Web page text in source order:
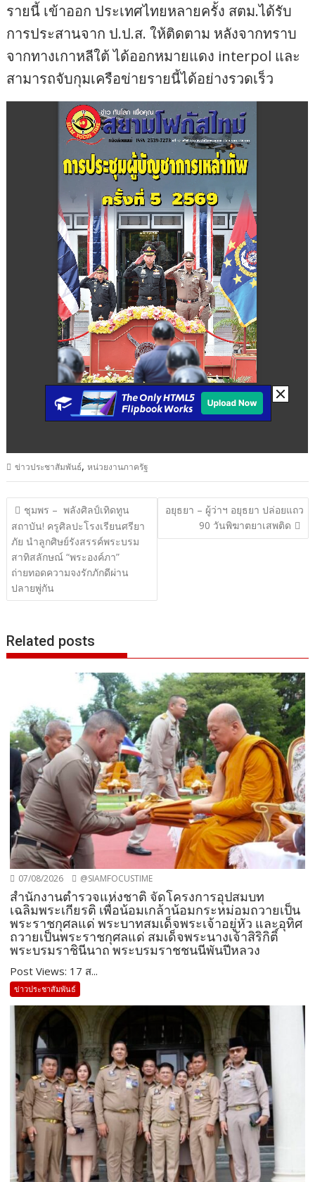
รายนี้ เข้าออก ประเทศไทยหลายครั้ง สตม.ได้รับ
การประสานจาก ป.ป.ส. ให้ติดตาม หลังจากทราบ
จากทางเกาหลีใต้ ได้ออกหมายแดง interpol และ
สามารถจับกุมเครือข่ายรายนี้ได้อย่างรวดเร็ว
ข่าวประชาสัมพันธ์,หน่วยงานภาครัฐ
แนะแนว
เรื่อง
ชุมพร – พลังศิลป์เทิดทูน
สถาบัน! ครูศิลปะโรงเรียนศรียา
ภัย นำลูกศิษย์รังสรรค์พระบรม
สาทิสลักษณ์ “พระองค์ภา”
ถ่ายทอดความจงรักภักดีผ่าน
ปลายพู่กัน
อยุธยา – ผู้ว่าฯ อยุธยา ปล่อยแถว
90 วันพิฆาตยาเสพติด
Related posts
07/08/2026 @SIAMFOCUSTIME
สำนักงานตำรวจแห่งชาติ จัดโครงการอุปสมบท
เฉลิมพระเกียรติ เพื่อน้อมเกล้าน้อมกระหม่อมถวายเป็น
พระราชกุศลแด่ พระบาทสมเด็จพระเจ้าอยู่หัว และอุทิศ
ถวายเป็นพระราชกุศลแด่ สมเด็จพระนางเจ้าสิริกิติ์
พระบรมราชินีนาถ พระบรมราชชนนีพันปีหลวง
Post Views: 17 ส...
ข่าวประชาสัมพันธ์